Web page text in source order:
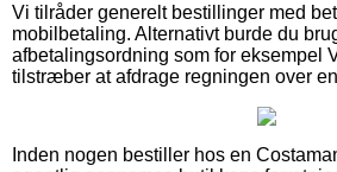
Vi tilråder generelt bestillinger med
mobilbetaling. Alternativt burde du
afbetalingsordning som for eksempel
tilstræber at afdrage regningen over
Inden nogen bestiller hos en